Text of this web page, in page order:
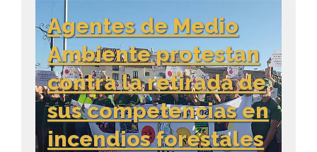
Agentes de Medio
Ambiente protestan
contra la retirada de
sus competencias en
incendios forestales